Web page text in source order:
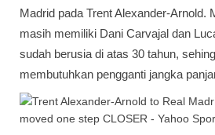
Madrid pada Trent Alexander-Arnold.
masih memiliki Dani Carvajal dan
sudah berusia di atas 30 tahun,
membutuhkan pengganti jangka